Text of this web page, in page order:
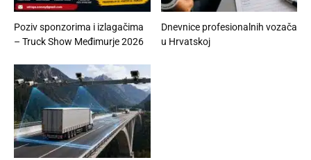
Poziv sponzorima i izlagačima
– Truck Show Međimurje 2026
Dnevnice profesionalnih vozača
u Hrvatskoj